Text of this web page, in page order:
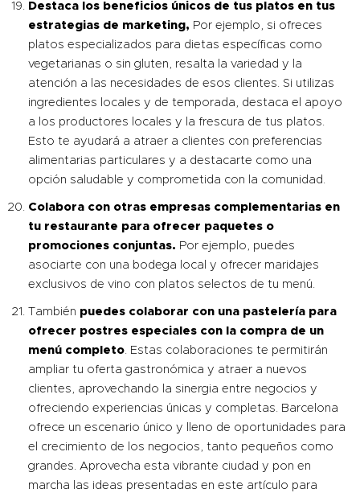
Destaca los beneficios únicos de tus platos en tus
estrategias de marketing, Por ejemplo, si ofreces
platos especializados para dietas específicas como
vegetarianas o sin gluten, resalta la variedad y la
atención a las necesidades de esos clientes. Si utilizas
ingredientes locales y de temporada, destaca el apoyo
a los productores locales y la frescura de tus platos.
Esto te ayudará a atraer a clientes con preferencias
alimentarias particulares y a destacarte como una
opción saludable y comprometida con la comunidad.
Colabora con otras empresas complementarias en
tu restaurante para ofrecer paquetes o
promociones conjuntas. Por ejemplo, puedes
asociarte con una bodega local y ofrecer maridajes
exclusivos de vino con platos selectos de tu menú.
También puedes colaborar con una pastelería para
ofrecer postres especiales con la compra de un
menú completo . Estas colaboraciones te permitirán
ampliar tu oferta gastronómica y atraer a nuevos
clientes, aprovechando la sinergia entre negocios y
ofreciendo experiencias únicas y completas. Barcelona
ofrece un escenario único y lleno de oportunidades para
el crecimiento de los negocios, tanto pequeños como
grandes. Aprovecha esta vibrante ciudad y pon en
marcha las ideas presentadas en este artículo para